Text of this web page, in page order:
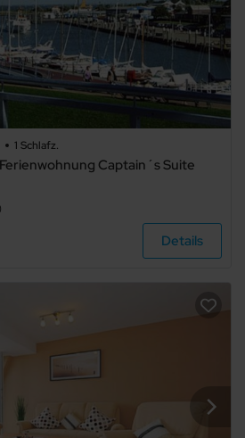
1 Schlafz.
Captain´s Suite
Details